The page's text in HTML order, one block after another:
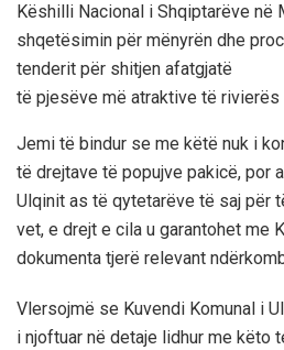
Këshilli Nacional i Shqiptarëve në
shqetësimin për mënyrën dhe
tenderit për shitjen afatgjatë
të pjesëve më atraktive të rivierës
Jemi të bindur se me këtë nuk i
të drejtave të popujve pakicë, por
Ulqinit as të qytetarëve të saj për
vet, e drejt e cila u garantohet me
dokumenta tjerë relevant
Vlersojmë se Kuvendi Komunal i
i njoftuar në detaje lidhur me këto